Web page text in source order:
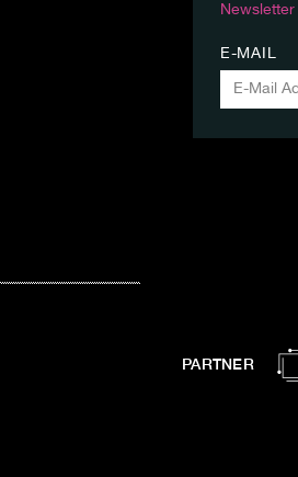
Newsletter
E-MAIL
PARTNER